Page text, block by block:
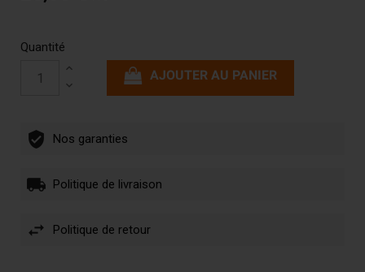
Quantité
AJOUTER AU PANIER
Nos garanties
Politique de livraison
Politique de retour